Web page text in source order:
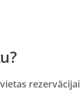
rezervācijai